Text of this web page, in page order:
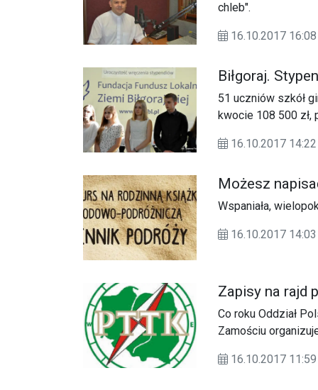
chleb".
16.10.2017 16:08
Biłgoraj.
51 uczniów szkół
kwocie 108 500 zł,
16.10.2017 14:22
Możesz
Wspaniała,
16.10.2017 14:03
Zapisy na rajd
Co roku Oddział
Zamościu
16.10.2017 11:59